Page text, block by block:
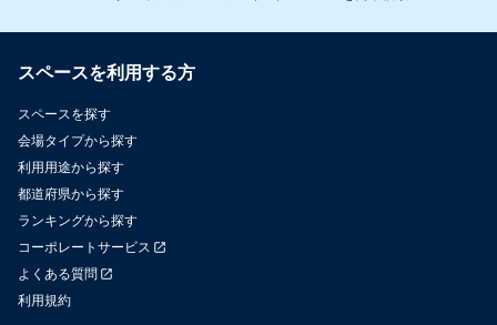
スペースを利用する方
スペースを探す
会場タイプから探す
利用用途から探す
都道府県から探す
ランキングから探す
コーポレートサービス
よくある質問
利用規約